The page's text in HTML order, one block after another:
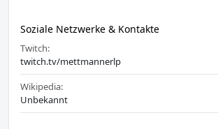
Soziale Netzwerke & Kontakte
Twitch:
twitch.tv/mettmannerlp
Wikipedia:
Unbekannt